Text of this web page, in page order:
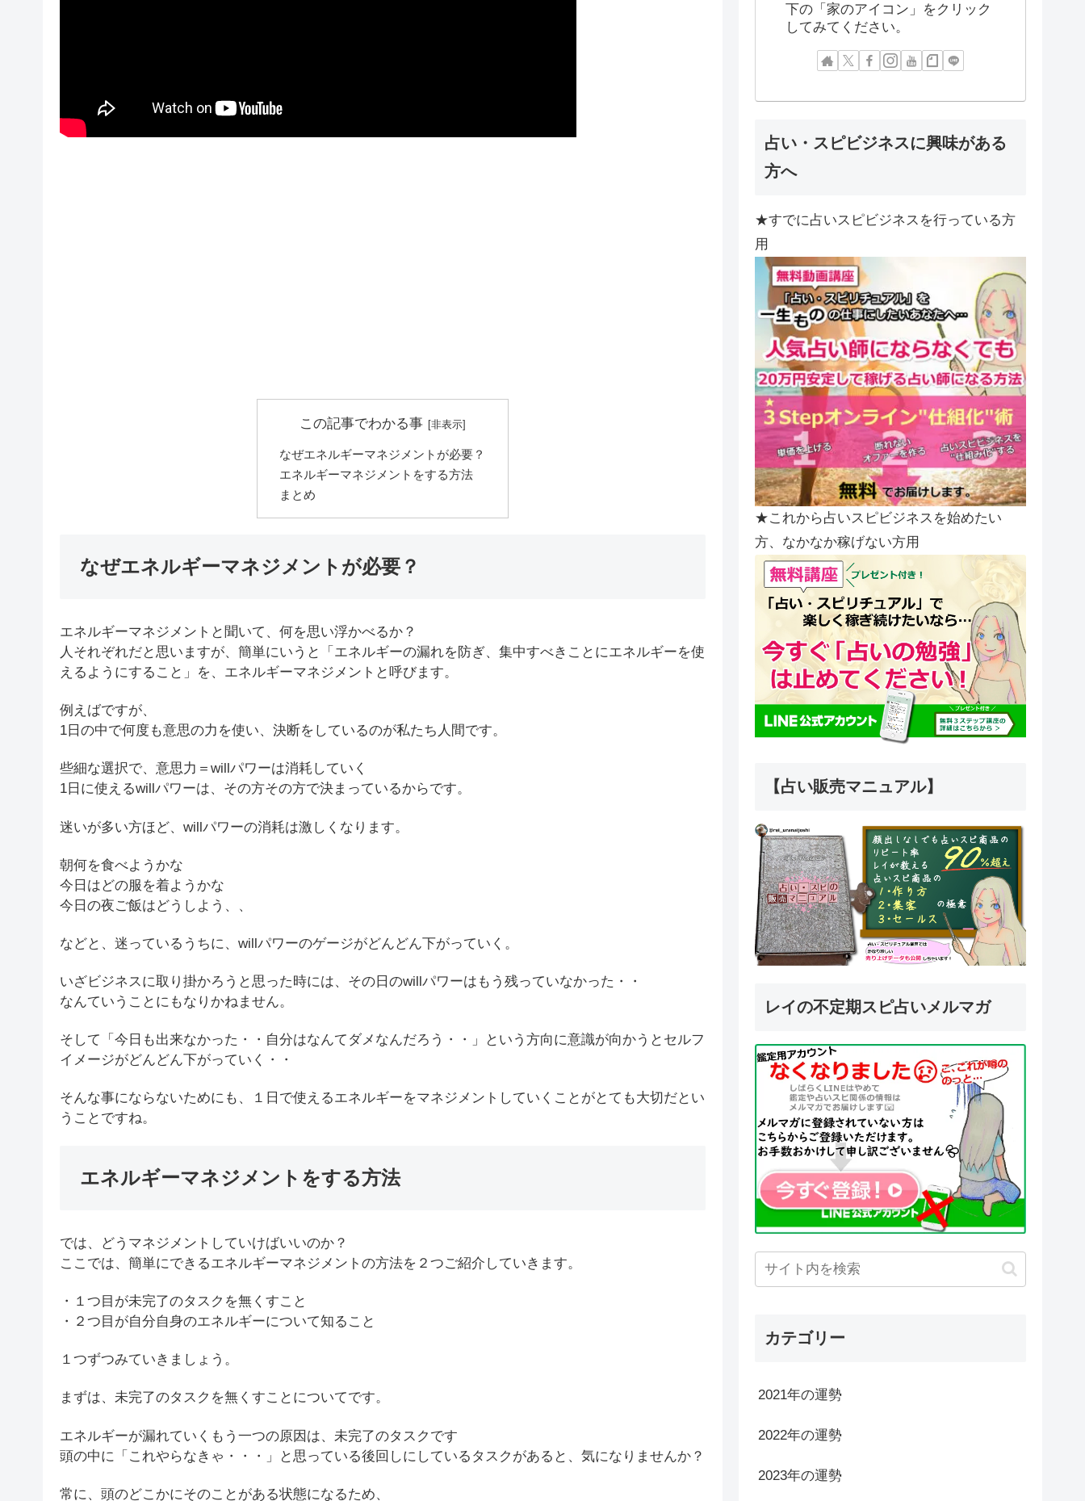
この記事でわかる事
なぜエネルギーマネジメントが必要？
エネルギーマネジメントをする方法
まとめ
なぜエネルギーマネジメントが必要？
エネルギーマネジメントと聞いて、何を思い浮かべるか？
人それぞれだと思いますが、簡単にいうと「エネルギーの漏れを防ぎ、集中すべきことにエネルギーを使
えるようにすること」を、エネルギーマネジメントと呼びます。
例えばですが、
1日の中で何度も意思の力を使い、決断をしているのが私たち人間です。
些細な選択で、意思力＝willパワーは消耗していく
1日に使えるwillパワーは、その方その方で決まっているからです。
迷いが多い方ほど、willパワーの消耗は激しくなります。
朝何を食べようかな
今日はどの服を着ようかな
今日の夜ご飯はどうしよう、、
などと、迷っているうちに、willパワーのゲージがどんどん下がっていく。
いざビジネスに取り掛かろうと思った時には、その日のwillパワーはもう残っていなかった・・
なんていうことにもなりかねません。
そして「今日も出来なかった・・自分はなんてダメなんだろう・・」という方向に意識が向かうとセルフ
イメージがどんどん下がっていく・・
そんな事にならないためにも、１日で使えるエネルギーをマネジメントしていくことがとても大切だとい
うことですね。
エネルギーマネジメントをする方法
では、どうマネジメントしていけばいいのか？
ここでは、簡単にできるエネルギーマネジメントの方法を２つご紹介していきます。
・１つ目が未完了のタスクを無くすこと
・２つ目が自分自身のエネルギーについて知ること
１つずつみていきましょう。
まずは、未完了のタスクを無くすことについてです。
エネルギーが漏れていくもう一つの原因は、未完了のタスクです
頭の中に「これやらなきゃ・・・」と思っている後回しにしているタスクがあると、気になりませんか？
常に、頭のどこかにそのことがある状態になるため、
下の「家のアイコン」をクリック
してみてください。
占い・スピビジネスに興味がある
方へ
★すでに占いスピビジネスを行っている方
用
★これから占いスピビジネスを始めたい
方、なかなか稼げない方用
【占い販売マニュアル】
レイの不定期スピ占いメルマガ
カテゴリー
2021年の運勢
2022年の運勢
2023年の運勢